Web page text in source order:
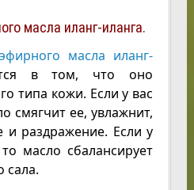
масла иланг-иланга.
эфирного масла иланг-
в том, что оно
типа кожи. Если у вас
смягчит ее, увлажнит,
раздражение. Если у
масло сбалансирует
сала.